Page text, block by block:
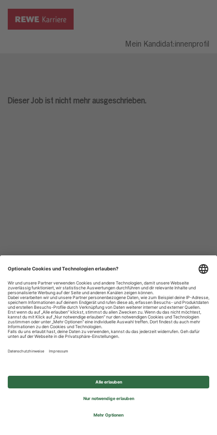
Mein Kandidat:innenprofil
Dieser Job ist nicht mehr ausgeschrieben.
Datenschutzhinweise
Impressum
Privatsphäre-Einstellungen
© 2026 REWE Group - All rights reserved